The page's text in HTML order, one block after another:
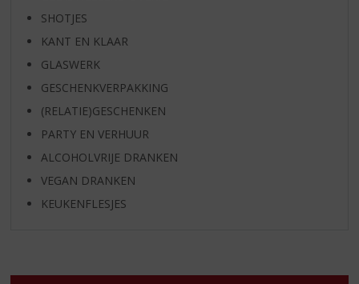
SHOTJES
KANT EN KLAAR
GLASWERK
GESCHENKVERPAKKING
(RELATIE)GESCHENKEN
PARTY EN VERHUUR
ALCOHOLVRIJE DRANKEN
VEGAN DRANKEN
KEUKENFLESJES